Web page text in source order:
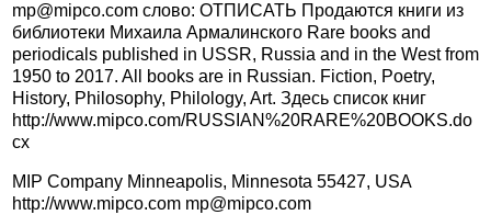
mp@mipco.com слово: ОТПИСАТЬ Продаются книги из
библиотеки Михаила Армалинского Rare books and
periodicals published in USSR, Russia and in the West from
1950 to 2017. All books are in Russian. Fiction, Poetry,
History, Philosophy, Philology, Art. Здесь список книг
http://www.mipco.com/RUSSIAN%20RARE%20BOOKS.do
cx
MIP Company Minneapolis, Minnesota 55427, USA
http://www.mipco.com mp@mipco.com